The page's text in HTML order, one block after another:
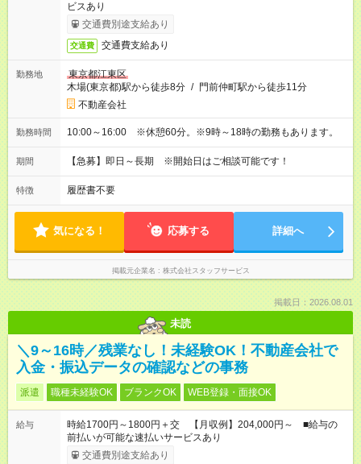
ビスあり
交通費別途支給あり
交通費 交通費支給あり
勤務地
東京都江東区
木場(東京都)駅から徒歩8分 / 門前仲町駅から徒歩11分
不動産会社
勤務時間 10:00～16:00 ※休憩60分。※9時～18時の勤務もあります。
期間 【急募】即日～長期 ※開始日はご相談可能です！
特徴 履歴書不要
気になる！ 応募する 詳細へ
掲載元企業名 株式会社スタッフサービス
掲載日：2026.08.01
未読
＼9～16時／残業なし！未経験OK！不動産会社で
入金・振込データの確認などの事務
派遣 職種未経験OK ブランクOK WEB登録・面接OK
給与
時給1700円～1800円＋交 【月収例】204,000円～ ■給与の
前払いが可能な速払いサービスあり
交通費別途支給あり